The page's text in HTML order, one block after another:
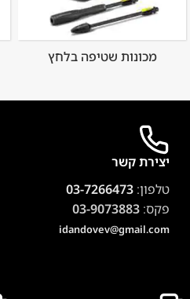
מכונות שטיפה בלחץ
יצירת קשר
טלפון:03-7266473
פקס:03-9073883
idandovev@gmail.com